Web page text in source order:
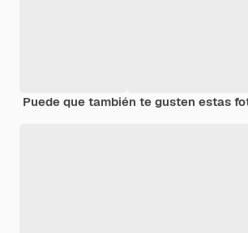
Puede que también te gusten estas